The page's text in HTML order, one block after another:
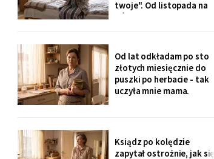
uczę się angielskiego
twoje". Od listopada na
górze grzeje tylko jeden
Rano w moim pokoju jest
czternaście stopni.
Termometr przyniosła mi
wnuczka - ona
Od lat odkładam po sto
złotych miesięcznie do
puszki po herbacie - tak
uczyła mnie mama.
wizycie żartuje przy
wszystkich: „u mamy
Ksiądz po kolędzie
zapytał ostrożnie, jak się